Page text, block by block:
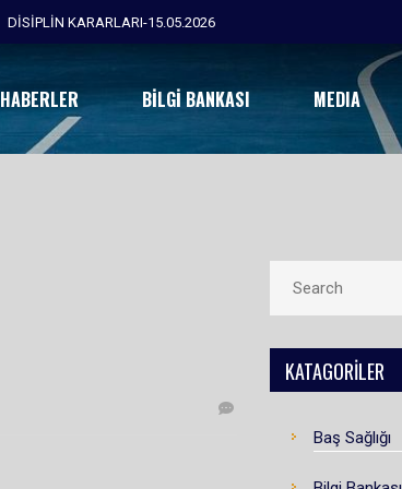
DİSİPLİN KARARLARI-15.05.2026
HABERLER BILGI BANKASI MEDIA
KATAGORILER
Baş Sağlığı